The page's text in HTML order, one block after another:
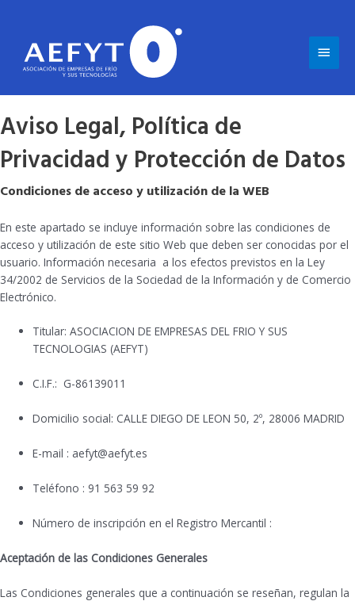
contenido
Aviso Legal, Política de
Privacidad y Protección de Datos
Condiciones de acceso y utilización de la WEB
En este apartado se incluye información sobre las condiciones de
acceso y utilización de este sitio Web que deben ser conocidas por el
usuario. Información necesaria a los efectos previstos en la Ley
34/2002 de Servicios de la Sociedad de la Información y de Comercio
Electrónico.
Titular: ASOCIACION DE EMPRESAS DEL FRIO Y SUS
TECNOLOGIAS (AEFYT)
C.I.F.: G-86139011
Domicilio social: CALLE DIEGO DE LEON 50, 2º, 28006 MADRID
E-mail : aefyt@aefyt.es
Teléfono : 91 563 59 92
Número de inscripción en el Registro Mercantil :
Aceptación de las Condiciones Generales
Las Condiciones generales que a continuación se reseñan, regulan la